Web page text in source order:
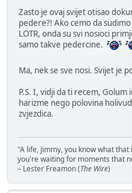
Zasto je ovaj svijet otisao
pedere?! Ako cemo da
LOTR, onda su svi nosioci
samo takve pedercine.
Ma, nek se sve nosi. Svijet je
P.S. I, vidji da ti recem, Golum
harizme nego polovina
zvjezdica.
"A life, Jimmy, you know what
you're waiting for moments that
– Lester Freamon (The Wire)